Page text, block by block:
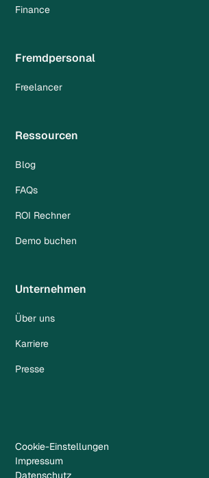
Finance
Fremdpersonal
Freelancer
Ressourcen
Blog
FAQs
ROI Rechner
Demo buchen
Unternehmen
Über uns
Karriere
Presse
Cookie-Einstellungen
Impressum
Datenschutz